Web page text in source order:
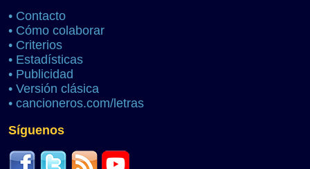
• Contacto
• Cómo colaborar
• Criterios
• Estadísticas
• Publicidad
• Versión clásica
• cancioneros.com/letras
Síguenos